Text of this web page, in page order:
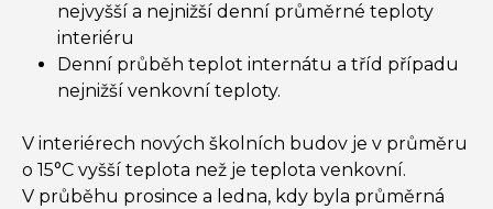
nejvyšší a nejnižší denní průměrné teploty
interiéru
Denní průběh teplot internátu a tříd případu
nejnižší venkovní teploty.
V interiérech nových školních budov je v průměru
o 15°C vyšší teplota než je teplota venkovní.
V průběhu prosince a ledna, kdy byla průměrná